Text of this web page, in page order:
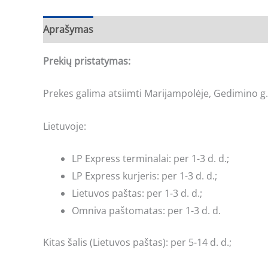
Aprašymas
Prekių pristatymas:
Prekes galima atsiimti Marijampolėje, Gedimino
Lietuvoje:
LP Express terminalai: per 1-3 d. d.;
LP Express kurjeris: per 1-3 d. d.;
Lietuvos paštas: per 1-3 d. d.;
Omniva paštomatas: per 1-3 d. d.
Kitas šalis (Lietuvos paštas): per 5-14 d. d.;